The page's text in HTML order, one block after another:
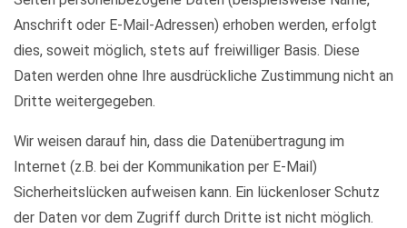
Anschrift oder E-Mail-Adressen) erhoben werden, erfolgt
dies, soweit möglich, stets auf freiwilliger Basis. Diese
Daten werden ohne Ihre ausdrückliche Zustimmung nicht an
Dritte weitergegeben.
Wir weisen darauf hin, dass die Datenübertragung im
Internet (z.B. bei der Kommunikation per E-Mail)
Sicherheitslücken aufweisen kann. Ein lückenloser Schutz
der Daten vor dem Zugriff durch Dritte ist nicht möglich.